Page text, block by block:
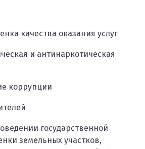
качества оказания услуг
и антинаркотическая
коррупции
государственной
земельных участков,